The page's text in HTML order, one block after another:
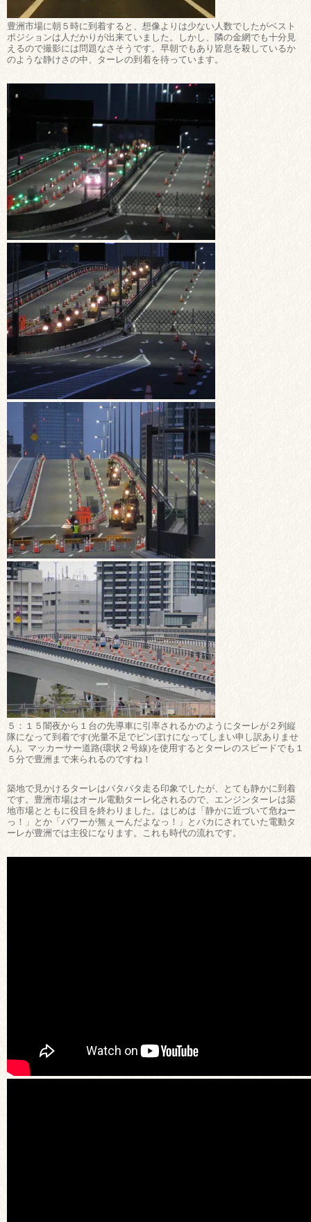
豊洲市場に朝５時に到着すると、想像よりは少ない人数でしたがベスト
ポジションは人だかりが出来ていました。しかし、隣の金網でも十分見
えるので撮影には問題なさそうです。早朝でもあり皆息を殺しているか
のような静けさの中、ターレの到着を待っています。
５：１５闇夜から１台の先導車に引率されるかのようにターレが２列縦
隊になって到着です(光量不足でピンぼけになってしまい申し訳ありませ
ん)。マッカーサー道路(環状２号線)を使用するとターレのスピードでも１
５分で豊洲まで来られるのですね！
築地で見かけるターレはバタバタ走る印象でしたが、とても静かに到着
です。豊洲市場はオール電動ターレ化されるので、エンジンターレは築
地市場とともに役目を終わりました。はじめは「静かに近づいて危ねー
っ！」とか「パワーが無ぇーんだよなっ！」とバカにされていた電動タ
ーレが豊洲では主役になります。これも時代の流れです。